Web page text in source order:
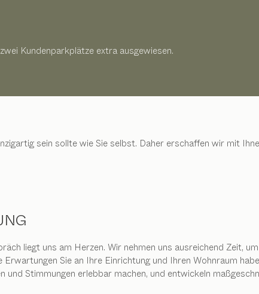
Kundenparkplätze extra ausgewiesen.
sein sollte wie Sie selbst. Daher erschaffen wir mit
liegt uns am Herzen. Wir nehmen uns ausreichend Zeit,
Sie an Ihre Einrichtung und Ihren Wohnraum
und Stimmungen erlebbar machen, und entwickeln